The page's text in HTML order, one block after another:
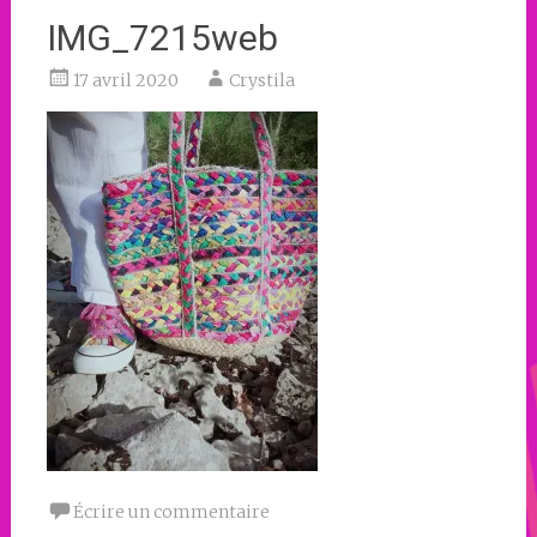
IMG_7215web
17 avril 2020 Crystila
Écrire un commentaire